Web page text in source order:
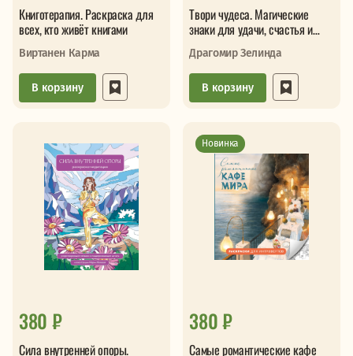
Книготерапия. Раскраска для
всех, кто живёт книгами
Виртанен Карма
В корзину
Твори чудеса. Магические
знаки для удачи, счастья и
любви. Раскрашивай и твори
свою реальность
Драгомир Зелинда
В корзину
380 ₽
Сила внутренней опоры.
Новинка
380 ₽
Самые романтические кафе